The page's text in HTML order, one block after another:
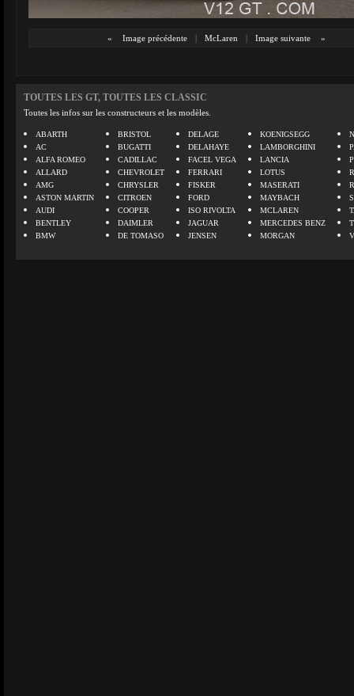
« Image précédente | McLaren | Image suivante »
TOUTES LES GT, TOUTES LES CLASSIC
Toutes les infos sur les constructeurs et les modèles.
ABARTH
AC
ALFA ROMEO
ALLARD
AMG
ASTON MARTIN
AUDI
BENTLEY
BMW
BRISTOL
BUGATTI
CADILLAC
CHEVROLET
CHRYSLER
CITROEN
COOPER
DAIMLER
DE TOMASO
DELAGE
DELAHAYE
FACEL VEGA
FERRARI
FISKER
FORD
ISO RIVOLTA
JAGUAR
JENSEN
KOENIGSEGG
LAMBORGHINI
LANCIA
LOTUS
MASERATI
MAYBACH
MCLAREN
MERCEDES BENZ
MORGAN